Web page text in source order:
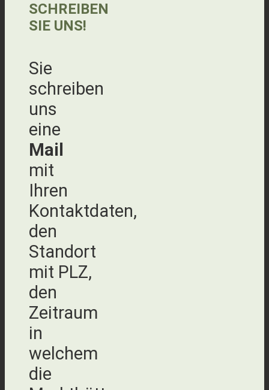
SCHREIBEN
SIE UNS!
Sie
schreiben
uns
eine
Mail
mit
Ihren
Kontaktdaten,
den
Standort
mit PLZ,
den
Zeitraum
in
welchem
die